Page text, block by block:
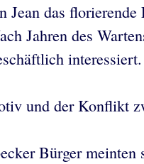
das
Jahren des
und der Konflikt
Bürger